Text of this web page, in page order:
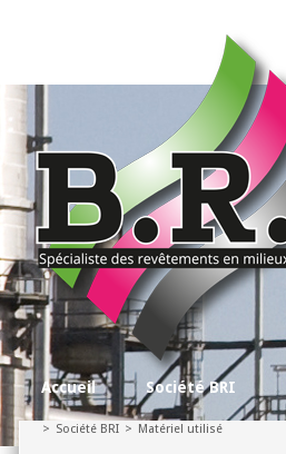
Accueil Société BRI
> Société BRI > Matériel utilisé